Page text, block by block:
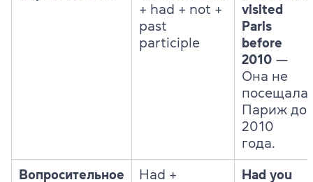
+ had + not +
past
participle
visited
Paris
before
2010 —
Она не
посещала
Париж до
2010
года.
Вопросительное
Had +
Had you